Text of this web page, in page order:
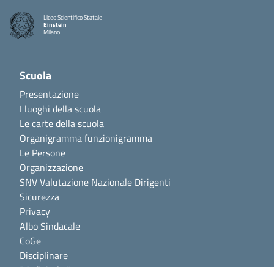
Liceo Scientifico Statale
Einstein
Milano
Scuola
Presentazione
I luoghi della scuola
Le carte della scuola
Organigramma funzionigramma
Le Persone
Organizzazione
SNV Valutazione Nazionale Dirigenti
Sicurezza
Privacy
Albo Sindacale
CoGe
Disciplinare